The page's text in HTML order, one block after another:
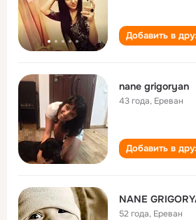
Добавить в
nane grigoryan
43 года, Ереван
Добавить в
NANE
52 года, Ереван